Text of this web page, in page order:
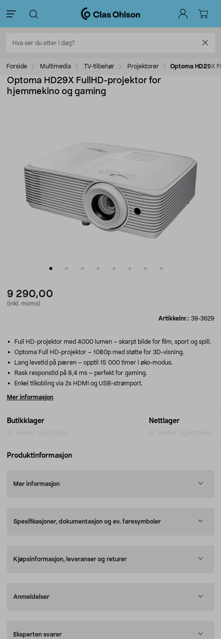
Forside Multimedia TV-tilbehør Projektorer Optoma HD29X
Optoma HD29X FullHD-projektor for
hjemmekino og gaming
9 290,00
(inkl. moms)
Artikkelnr.: 39-3629
Butikklager Nettlager
Full HD-projektor med 4000 lumen – skarpt bilde for film, sport og spill.
Optoma Full HD-projektor – 1080p med støtte for 3D-visning.
Lang levetid på pæren – opptil 15 000 timer i øko-modus.
Rask responstid på 8,4 ms – perfekt for gaming.
Enkel tilkobling via 2x HDMI og USB-strømport.
Mer informasjon
Produktinformasjon
Mer informasjon
Spesifikasjoner, dokumentasjon og ev. faresymboler
Kjøpsinformasjon, leveranser og returer
Anmeldelser
Eksperten svarer